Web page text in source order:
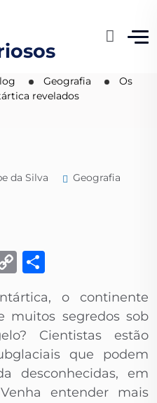
da Antártica
Geografia
Os
revelados
da Silva
Geografia
Copy
Link o continente
muitos segredos sob
Cientistas estão
que podem
desconhecidas, em
entender mais